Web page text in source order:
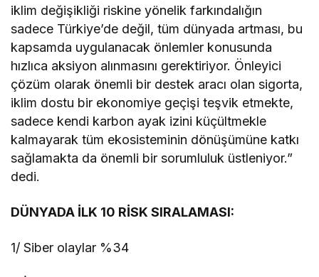
iklim değişikliği riskine yönelik farkındalığın
sadece Türkiye’de değil, tüm dünyada artması, bu
kapsamda uygulanacak önlemler konusunda
hızlıca aksiyon alınmasını gerektiriyor. Önleyici
çözüm olarak önemli bir destek aracı olan sigorta,
iklim dostu bir ekonomiye geçişi teşvik etmekte,
sadece kendi karbon ayak izini küçültmekle
kalmayarak tüm ekosisteminin dönüşümüne katkı
sağlamakta da önemli bir sorumluluk üstleniyor.”
dedi.
DÜNYADA İLK 10 RİSK SIRALAMASI:
1/ Siber olaylar %34